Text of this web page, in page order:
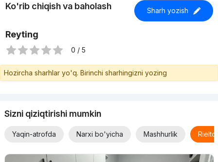
Ko'rib chiqish va baholash Sharh yozish
Reyting
0 / 5
Hozircha sharhlar yo'q. Birinchi sharhingizni yozing
Sizni qiziqtirishi mumkin
Yaqin-atrofda Narxi bo'yicha Mashhurlik